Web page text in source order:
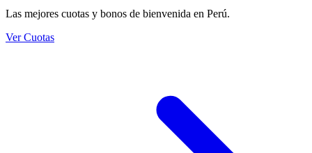
Las mejores cuotas y bonos de bienvenida en Perú.
Ver Cuotas